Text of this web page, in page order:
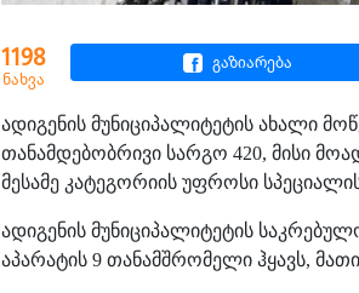
1198
ნახვა
გაზიარება
ადიგენის მუნიციპალიტეტის ახალი
თანამდებობრივი სარგო 420, მისი
მესამე კატეგორიის უფროსი
ადიგენის მუნიციპალიტეტის
აპარატის 9 თანამშრომელი ჰყავს,